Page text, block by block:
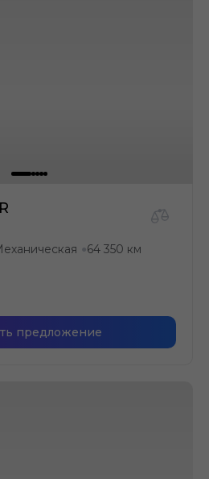
●64 350 км
предложение